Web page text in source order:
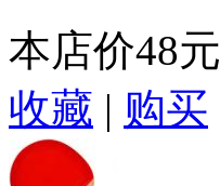
本店价48元
收藏 | 购买